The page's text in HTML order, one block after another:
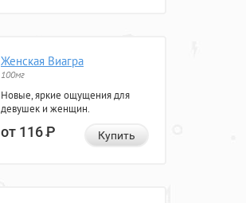
Женская Виагра
100мг
Новые, яркие ощущения для
девушек и женщин.
от 116Р Купить